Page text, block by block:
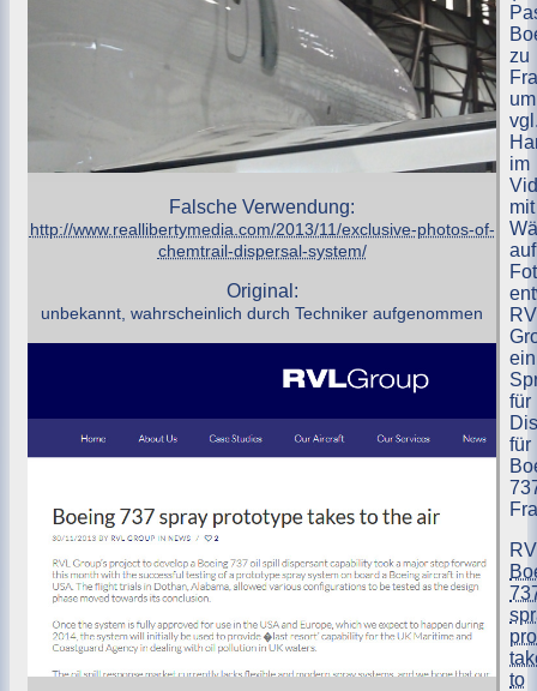
Falsche Verwendung:
http://www.reallibertymedia.com/2013/11/exclusive-photos-of-
chemtrail-dispersal-system/
Original:
unbekannt, wahrscheinlich durch Techniker aufgenommen
zu
im
mit
auf
ein
für
für
to